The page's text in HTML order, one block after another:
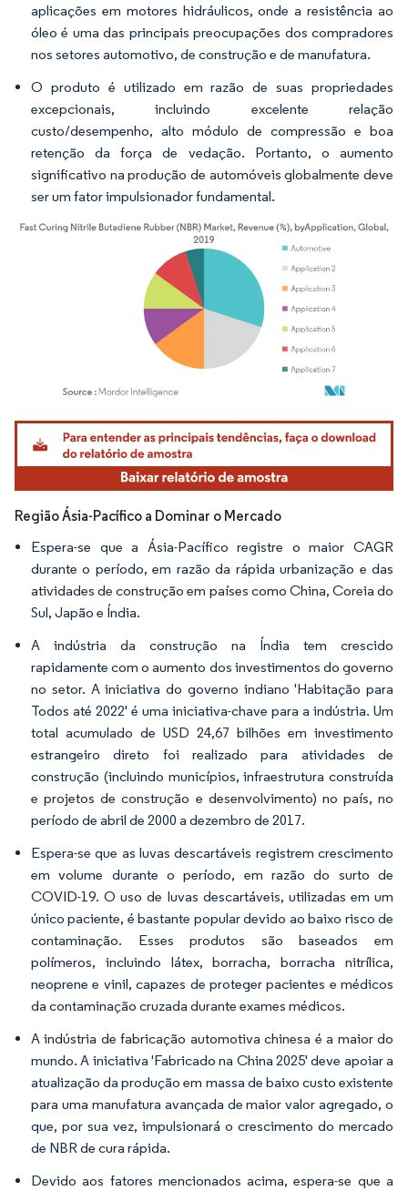
aplicações em motores hidráulicos, onde a resistência ao
óleo é uma das principais preocupações dos compradores
nos setores automotivo, de construção e de manufatura.
O produto é utilizado em razão de suas propriedades
excepcionais, incluindo excelente relação
custo/desempenho, alto módulo de compressão e boa
retenção da força de vedação. Portanto, o aumento
significativo na produção de automóveis globalmente deve
ser um fator impulsionador fundamental.
Imagem © Mordor Intelligence. O reuso requer atribuição conforme CC BY 4.0.
Região Ásia-Pacífico a Dominar o Mercado
Espera-se que a Ásia-Pacífico registre o maior CAGR
durante o período, em razão da rápida urbanização e das
atividades de construção em países como China, Coreia do
Sul, Japão e Índia.
A indústria da construção na Índia tem crescido
rapidamente com o aumento dos investimentos do governo
no setor. A iniciativa do governo indiano 'Habitação para
Todos até 2022' é uma iniciativa-chave para a indústria. Um
total acumulado de USD 24,67 bilhões em investimento
estrangeiro direto foi realizado para atividades de
construção (incluindo municípios, infraestrutura construída
e projetos de construção e desenvolvimento) no país, no
período de abril de 2000 a dezembro de 2017.
Espera-se que as luvas descartáveis registrem crescimento
em volume durante o período, em razão do surto de
COVID-19. O uso de luvas descartáveis, utilizadas em um
único paciente, é bastante popular devido ao baixo risco de
contaminação. Esses produtos são baseados em
polímeros, incluindo látex, borracha, borracha nitrílica,
neoprene e vinil, capazes de proteger pacientes e médicos
da contaminação cruzada durante exames médicos.
A indústria de fabricação automotiva chinesa é a maior do
mundo. A iniciativa 'Fabricado na China 2025' deve apoiar a
atualização da produção em massa de baixo custo existente
para uma manufatura avançada de maior valor agregado, o
que, por sua vez, impulsionará o crescimento do mercado
de NBR de cura rápida.
Devido aos fatores mencionados acima, espera-se que a